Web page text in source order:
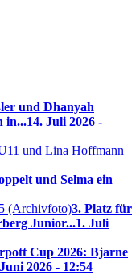
und Dhanyah
in...14. Juli 2026 -
und Selma ein
3. Platz für
Junior...1. Juli
Cup 2026: Bjarne
2026 - 12:54